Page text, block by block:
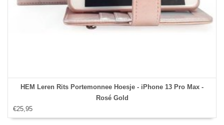
HEM Leren Rits Portemonnee Hoesje - iPhone 13 Pro Max -
Rosé Gold
€25,95